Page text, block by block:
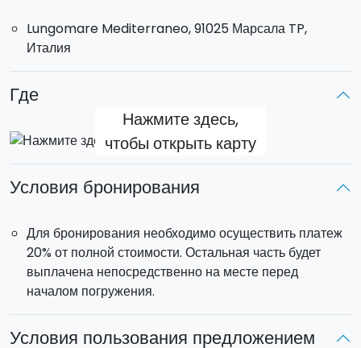
Lungomare Mediterraneo, 91025 Марсала TP,
Италия
Где
Нажмите здесь,
чтобы открыть карту
Условия бронирования
Для бронирования необходимо осуществить платеж
20% от полной стоимости. Остальная часть будет
выплачена непосредственно на месте перед
началом погружения.
Условия пользования предложением